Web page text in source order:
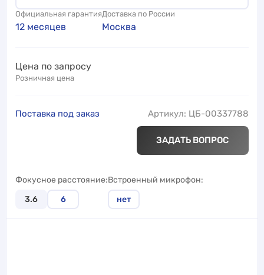
Официальная гарантия
12 месяцев
Доставка по России
Москва
Цена по запросу
Розничная цена
Поставка под заказ Артикул: ЦБ-00337788
ЗАДАТЬ ВОПРОС
Фокусное расстояние
3.6
6
Встроенный микрофон
нет